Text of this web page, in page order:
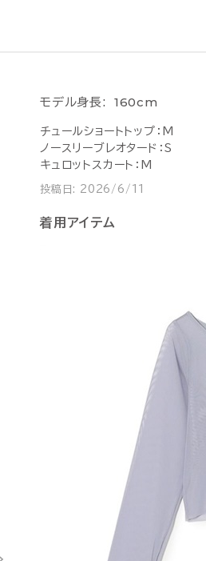
モデル身長: 160cm
チュールショートトップ：M
ノースリーブレオタード：S
キュロットスカート：M
投稿日: 2026/6/11
着用アイテム